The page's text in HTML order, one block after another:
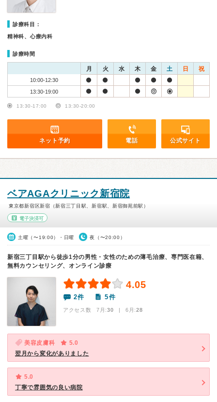
診療科目：
精神科、心療内科
診療時間
月 火 水 木 金 土 日 祝
10:00-12:30
13:30-19:00
13:30-17:00 13:30-20:00
ネット予約 電話 公式サイト
ベアAGAクリニック新宿院
東京都新宿区新宿（新宿三丁目駅、新宿駅、新宿御苑前駅）
電子決済可
土曜（〜19:00）・日曜 夜（〜20:00）
新宿三丁⽬駅から徒歩1分の男性・女性のための薄毛治療、専門医在籍、
無料カウンセリング、オンライン診療
4.05
2件 5件
アクセス数 7月:30 | 6月:28
美容皮膚科
5.0
翌月から変化がありました
5.0
丁寧で雰囲気の良い病院